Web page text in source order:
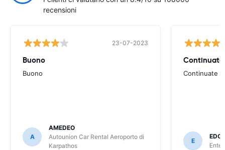
recensioni
23-07-2023
Buono
Buono
A
AMEDEO
Autounion Car Rental Aeroporto di
Karpathos
Continuate
Continuate
E